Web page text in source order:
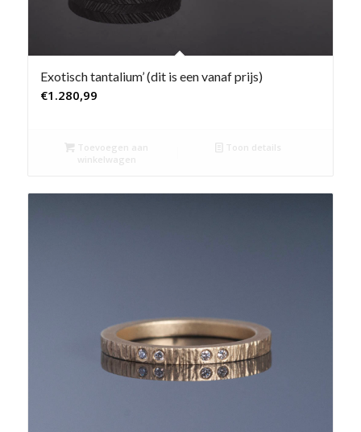
Exotisch tantalium’ (dit is een vanaf prijs)
€1.280,99
Toevoegen aan
winkelwagen
Toon details